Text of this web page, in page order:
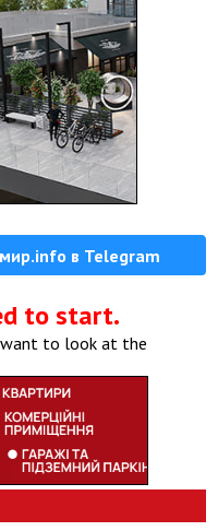
в Telegram
to start.
to look at the